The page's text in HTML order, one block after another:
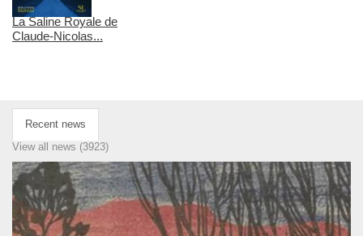
La Saline Royale de
Claude-Nicolas...
Recent news
View all news (3923)